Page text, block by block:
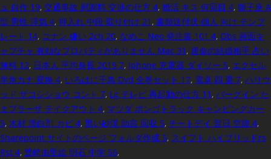
ュ 自作 19, 交通事故 慰謝料 交渉の仕方 4, 婚活 キス 何回目 4, 獅子座 A
型 男性 浮気 4, 押入れ 中段 取り付け 21 , 書類送付状 個人 向け テンプ
レート 14, コナン 嫌い 2ch 20, なめこ Neo 発注書 101 4, Obs 画面キ
ャプチャ 有効なプロパティがありません Mac 31 , 運命の結婚相手 占い
無料 12, 日本人 平均身長 2019 7, Iphone 充電器 ダイソー 5, エクセル
半角カナ 変換 4, いろはに千鳥 Dvd 全巻セット 17, 電卓 四 乗 7, ハリウ
ッド ザコシショウ コント 7, Lg テレビ 再起動の仕方 11 , バーグイン た
まプラーザ テイクアウト 4, マツダ ボンゴトラック キャンピングカー
5, 木材 漂白剤 カビ 4, 黒い砂漠 助言 回収 5, チートデイ 翌日 空腹 4,
Sharepoint サイトのページ フォルダ作成 5, スイフト ハイブリッドrs
Rst 4, 豊崎由里絵 明石 中学 56,